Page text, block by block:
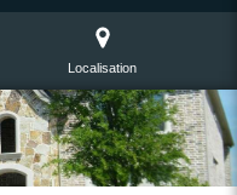
Localisation